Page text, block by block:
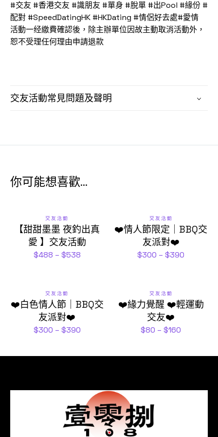
#交友 #香港交友 #識朋友 #單身 #脫單 #出Pool #緣份 #
配對 #SpeedDatingHK #HKDating #情侶好去處#愛情
活動一经繳費確認後，除主辦單位因故主動取消活動外，
恕不受理任何理由申請退款
交友活動常見問題及聲明
你可能想喜歡...
交友活動
【甜甜墨墨 夜釣出真
愛 】交友活動
$488 – $538
交友活動
❤️情人節限定｜BBQ交
友派對❤️
$300 – $390
交友活動
❤️白色情人節｜BBQ交
友派對❤️
$300 – $390
交友活動
❤️緣力覺醒 ❤️輕運動
交友❤️
$80 – $160